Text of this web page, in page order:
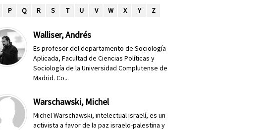
P Q R S T U V W X Y Z
Walliser, Andrés
Es profesor del departamento de Sociología
Aplicada, Facultad de Ciencias Políticas y
Sociología de la Universidad Complutense de
Madrid. Co...
Warschawski, Michel
Michel Warschawski, intelectual israelí, es un
activista a favor de la paz israelo-palestina y